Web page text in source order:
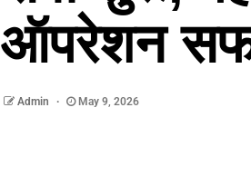
ऑपरेशन
Admin May 9, 2026